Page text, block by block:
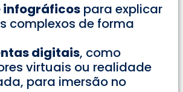
infográficos para explicar
complexos de forma
digitais, como
virtuais ou realidade
para imersão no